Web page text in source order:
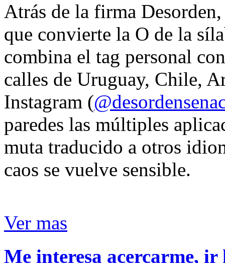
Atrás de la firma
que convierte la O de la
combina el tag personal
calles de Uruguay, Chile,
Instagram (
paredes las múltiples
muta traducido a otros
caos se vuelve sensible.
Ver mas
Me interesa acercarme,